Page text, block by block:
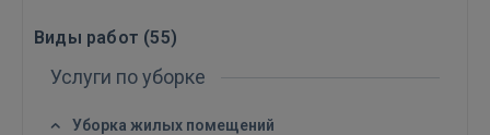
Виды работ (55)
Услуги по уборке
Уборка жилых помещений